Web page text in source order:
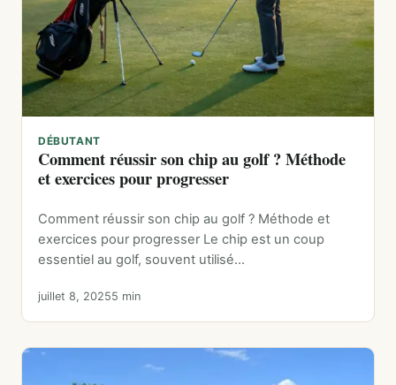
DÉBUTANT
Comment réussir son chip au golf ? Méthode
et exercices pour progresser
Comment réussir son chip au golf ? Méthode et
exercices pour progresser Le chip est un coup
essentiel au golf, souvent utilisé…
juillet 8, 20255 min